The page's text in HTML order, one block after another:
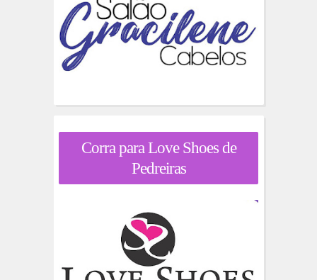
Corra para Love Shoes de
Pedreiras